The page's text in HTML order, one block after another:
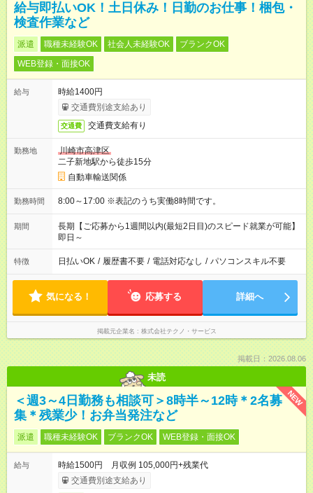
給与即払いOK！土日休み！日勤のお仕事！梱包・
検査作業など
派遣 職種未経験OK 社会人未経験OK
ブランクOK
WEB登録・面接OK
給与
時給1400円
交通費別途支給あり
交通費 交通費支給有り
勤務地
川崎市高津区
二子新地駅から徒歩15分
自動車輸送関係
勤務時間 8:00～17:00 ※表記のうち実働8時間です。
期間
長期【ご応募から1週間以内(最短2日目)のスピード就業が可能】
即日～
特徴 日払いOK / 履歴書不要 / 電話対応なし / パソコンスキル不要
気になる！ 応募する 詳細へ
掲載元企業名 株式会社テクノ・サービス
掲載日：2026.08.06
未読
NEW
＜週3～4日勤務も相談可＞8時半～12時＊2名募
集＊残業少！お弁当発注など
派遣 職種未経験OK ブランクOK WEB登録・面接OK
給与
時給1500円 月収例 105,000円+残業代
交通費別途支給あり